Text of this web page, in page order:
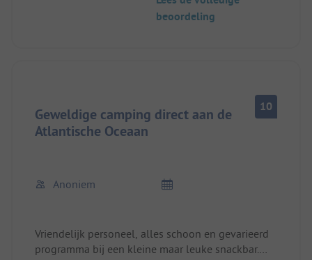
beoordeling
Geweldige camping direct aan de
Atlantische Oceaan
10
Anoniem
Vriendelijk personeel, alles schoon en gevarieerd
programma bij een kleine maar leuke snackbar.